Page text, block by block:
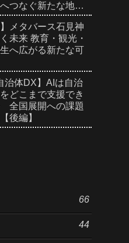
つなぐ新たな地域
編】
】メタバース石見神
未来 教育・観光・
へ広がる新たな可
治体DX】AIは自治
どこまで支援でき
全国展開への課題
後編】
66
44